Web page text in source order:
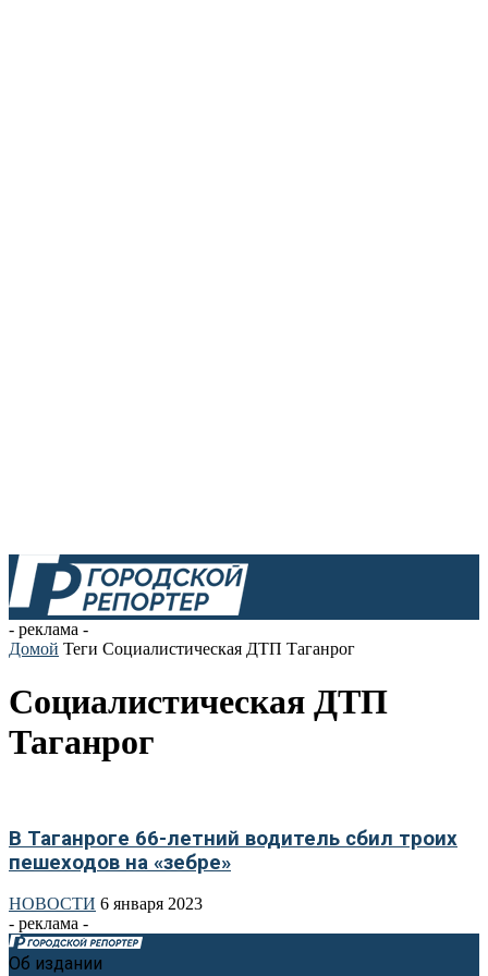
- реклама -
Домой Теги Социалистическая ДТП Таганрог
Социалистическая ДТП
Таганрог
В Таганроге 66-летний водитель сбил троих
пешеходов на «зебре»
НОВОСТИ 6 января 2023
- реклама -
Об издании